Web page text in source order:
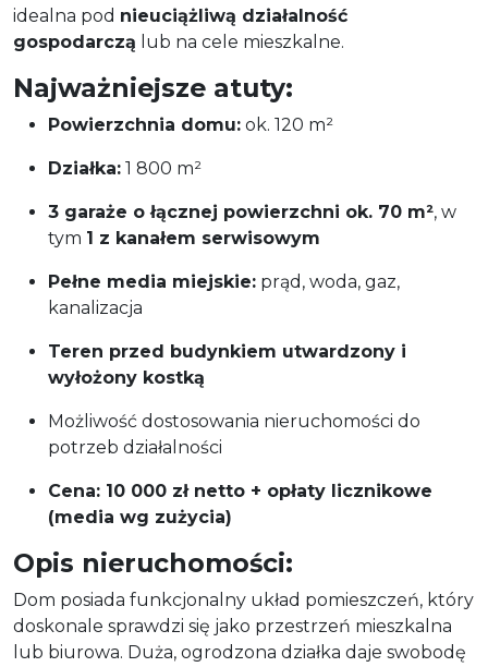
idealna pod nieuciążliwą działalność
gospodarczą lub na cele mieszkalne.
Najważniejsze atuty:
Powierzchnia domu: ok. 120 m²
Działka: 1 800 m²
3 garaże o łącznej powierzchni ok. 70 m², w
tym 1 z kanałem serwisowym
Pełne media miejskie: prąd, woda, gaz,
kanalizacja
Teren przed budynkiem utwardzony i
wyłożony kostką
Możliwość dostosowania nieruchomości do
potrzeb działalności
Cena: 10 000 zł netto + opłaty licznikowe
(media wg zużycia)
Opis nieruchomości:
Dom posiada funkcjonalny układ pomieszczeń, który
doskonale sprawdzi się jako przestrzeń mieszkalna
lub biurowa. Duża, ogrodzona działka daje swobodę